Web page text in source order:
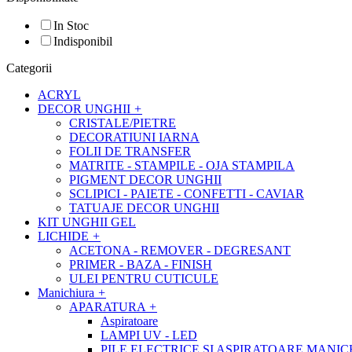
In Stoc
Indisponibil
Categorii
ACRYL
DECOR UNGHII +
CRISTALE/PIETRE
DECORATIUNI IARNA
FOLII DE TRANSFER
MATRITE - STAMPILE - OJA STAMPILA
PIGMENT DECOR UNGHII
SCLIPICI - PAIETE - CONFETTI - CAVIAR
TATUAJE DECOR UNGHII
KIT UNGHII GEL
LICHIDE +
ACETONA - REMOVER - DEGRESANT
PRIMER - BAZA - FINISH
ULEI PENTRU CUTICULE
Manichiura +
APARATURA +
Aspiratoare
LAMPI UV - LED
PILE ELECTRICE SI ASPIRATOARE